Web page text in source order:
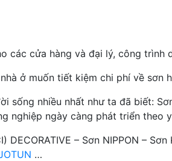
các cửa hàng và đại lý, công trình
ở muốn tiết kiệm chi phí về sơn
sống nhiều nhất như ta đã biết:
nghiệp ngày càng phát triển theo
– Sơn NIPPON – Sơn
…